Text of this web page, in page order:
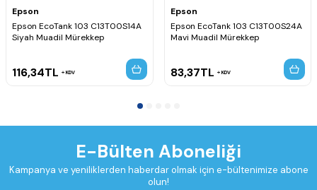
Epson
Epson EcoTank 103 C13T00S14A
Siyah Muadil Mürekkep
116,34TL KDV
Epson
Epson EcoTank 103 C13T00S24A
Mavi Muadil Mürekkep
83,37TL KDV
E-Bülten Aboneliği
Kampanya ve yeniliklerden haberdar olmak için e-bültenimize abone
olun!